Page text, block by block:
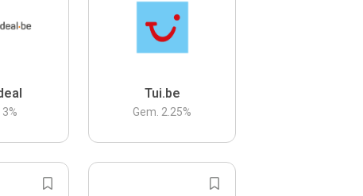
3%
Tui.be
Gem. 2.25%